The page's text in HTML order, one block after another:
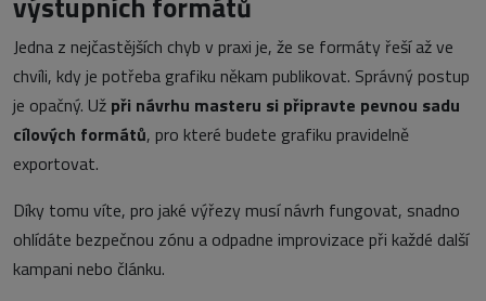
Jedna z nejčastějších chyb v praxi je, že se formáty řeší až ve
chvíli, kdy je potřeba grafiku někam publikovat. Správný postup
je opačný. Už při návrhu masteru si připravte pevnou sadu
cílových formátů, pro které budete grafiku pravidelně
exportovat.
Díky tomu víte, pro jaké výřezy musí návrh fungovat, snadno
ohlídáte bezpečnou zónu a odpadne improvizace při každé další
kampani nebo článku.